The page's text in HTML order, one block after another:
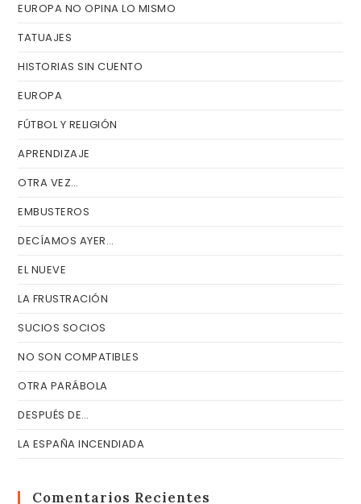
EUROPA NO OPINA LO MISMO
TATUAJES
HISTORIAS SIN CUENTO
EUROPA
FÚTBOL Y RELIGIÓN
APRENDIZAJE
OTRA VEZ…
EMBUSTEROS
DECÍAMOS AYER…
EL NUEVE
LA FRUSTRACIÓN
SUCIOS SOCIOS
NO SON COMPATIBLES
OTRA PARÁBOLA
DESPUÉS DE…
LA ESPAÑA INCENDIADA
Comentarios Recientes